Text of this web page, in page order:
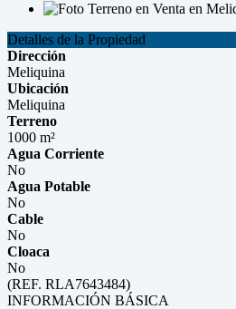
Detalles de la Propiedad
Dirección
Meliquina
Ubicación
Meliquina
Terreno
1000 m²
Agua Corriente
No
Agua Potable
No
Cable
No
Cloaca
No
(REF. RLA7643484)
INFORMACIÓN BÁSICA